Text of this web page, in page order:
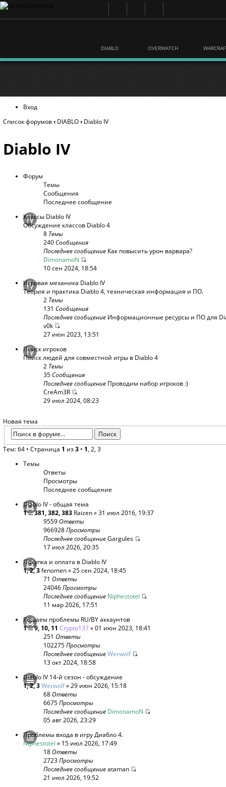
DIABLO OVERWATCH
Вход
Список форумов‹ DIABLO‹ Diablo IV
Diablo IV
Форум
Темы
Сообщения
Последнее сообщение
Классы Diablo IV
Обсуждение классов Diablo 4
8 Темы
240Сообщения
Последнее сообщение Как повысить урон варвара?
DimonamoN
10 сен 2024, 18:54
Игровая механика Diablo IV
Теория и практика Diablo 4, техническая информация и ПО.
2 Темы
131 Сообщения
Последнее сообщение Информационные ресурсы и ПО для
v0k
27 июн 2023, 13:51
Поиск игроков
Поиск людей для совместной игры в Diablo 4
2 Темы
35Сообщения
Последнее сообщение Проводим набор игроков :)
CreAm3R
29 июл 2024, 08:23
Новая тема
Тем: 64 • Страница 1 из3 • 1, 2, 3
Темы
Ответы
Просмотры
Последнее сообщение
Diablo IV - общая тема
1...381,382,383 Raizen» 31 июл 2016, 19:37
9559Ответы
966928Просмотры
Последнее сообщениеGargules
17 июл 2026, 20:35
Покупка и оплата в Diablo IV
1,2,3fenomen» 25 сен 2024, 18:45
71 Ответы
24046Просмотры
Последнее сообщение Niphestotel
11 мар 2026, 17:51
Решаем проблемы RU/BY аккаунтов
1...9, 10, 11 Crypto137» 01 июн 2023, 18:41
251 Ответы
102275Просмотры
Последнее сообщениеWerwolf
13 окт 2024, 18:58
Diablo IV 14-й сезон - обсуждение
1,2,3Werwolf» 29 июн 2026, 15:18
68Ответы
6675Просмотры
Последнее сообщение DimonamoN
05 авг 2026, 23:29
Проблемы входа в игру Диабло 4.
Niphestotel » 15 июл 2026, 17:49
18Ответы
2723Просмотры
Последнее сообщениеataman
21 июл 2026, 19:52